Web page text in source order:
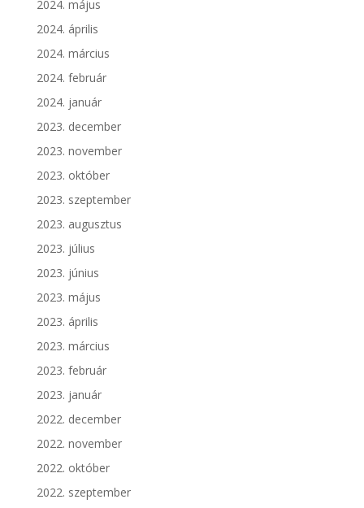
2024. május
2024. április
2024. március
2024. február
2024. január
2023. december
2023. november
2023. október
2023. szeptember
2023. augusztus
2023. július
2023. június
2023. május
2023. április
2023. március
2023. február
2023. január
2022. december
2022. november
2022. október
2022. szeptember